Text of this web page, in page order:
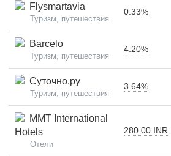
Flysmartavia
Туризм, путешествия
0.33%
Barcelo
Туризм, путешествия
4.20%
Суточно.ру
Туризм, путешествия
3.64%
MMT International
Hotels
Отели
280.00 INR